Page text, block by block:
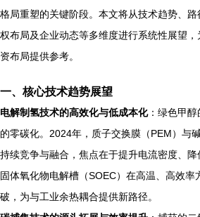
格局重塑的关键阶段。本文将从技术趋势、
权布局及企业动态等多维度进行系统性展望
资布局提供参考。
一、核心技术趋势展望
电解制氢技术的高效化与低成本化：绿色甲醇
的零碳化。2024年，质子交换膜（PEM）与
持续竞争与融合，焦点在于提升电流密度、降
固体氧化物电解槽（SOEC）在高温、高效
破，为与工业余热耦合提供新路径。